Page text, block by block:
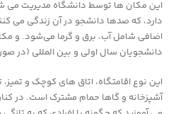
این مکان ها توسط دانشگاه مدیریت می
دارد، که صدها دانشجو در آن زندگی می
اضافی شامل آب، برق و گرما می‌شود. و
دانشجویان سال اولی و بین المللی (در
این نوع اقامتگاه، اتاق های کوچک و
آشپزخانه و گاها حمام مشترک است. در